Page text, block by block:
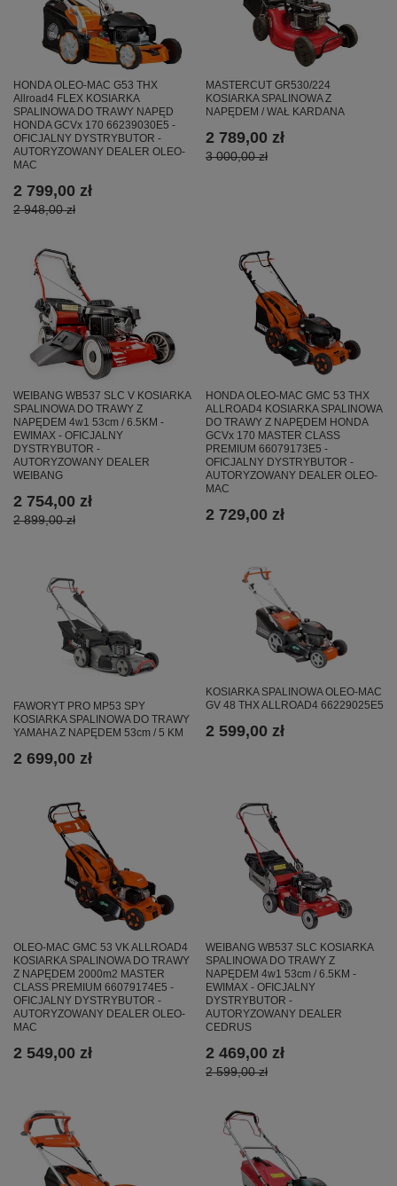
HONDA OLEO-MAC G53 THX
Allroad4 FLEX KOSIARKA
SPALINOWA DO TRAWY NAPĘD
HONDA GCVx 170 66239030E5 -
OFICJALNY DYSTRYBUTOR -
AUTORYZOWANY DEALER OLEO-
MAC
2 799,00 zł
2 948,00 zł
MASTERCUT GR530/224
KOSIARKA SPALINOWA Z
NAPĘDEM / WAŁ KARDANA
2 789,00 zł
3 000,00 zł
WEIBANG WB537 SLC V KOSIARKA
SPALINOWA DO TRAWY Z
NAPĘDEM 4w1 53cm / 6.5KM -
EWIMAX - OFICJALNY
DYSTRYBUTOR -
AUTORYZOWANY DEALER
WEIBANG
2 754,00 zł
2 899,00 zł
HONDA OLEO-MAC GMC 53 THX
ALLROAD4 KOSIARKA SPALINOWA
DO TRAWY Z NAPĘDEM HONDA
GCVx 170 MASTER CLASS
PREMIUM 66079173E5 -
OFICJALNY DYSTRYBUTOR -
AUTORYZOWANY DEALER OLEO-
MAC
2 729,00 zł
FAWORYT PRO MP53 SPY
KOSIARKA SPALINOWA DO TRAWY
YAMAHA Z NAPĘDEM 53cm / 5 KM
2 699,00 zł
KOSIARKA SPALINOWA OLEO-MAC
GV 48 THX ALLROAD4 66229025E5
2 599,00 zł
OLEO-MAC GMC 53 VK ALLROAD4
KOSIARKA SPALINOWA DO TRAWY
Z NAPĘDEM 2000m2 MASTER
CLASS PREMIUM 66079174E5 -
OFICJALNY DYSTRYBUTOR -
AUTORYZOWANY DEALER OLEO-
MAC
2 549,00 zł
WEIBANG WB537 SLC KOSIARKA
SPALINOWA DO TRAWY Z
NAPĘDEM 4w1 53cm / 6.5KM -
EWIMAX - OFICJALNY
DYSTRYBUTOR -
AUTORYZOWANY DEALER
CEDRUS
2 469,00 zł
2 599,00 zł